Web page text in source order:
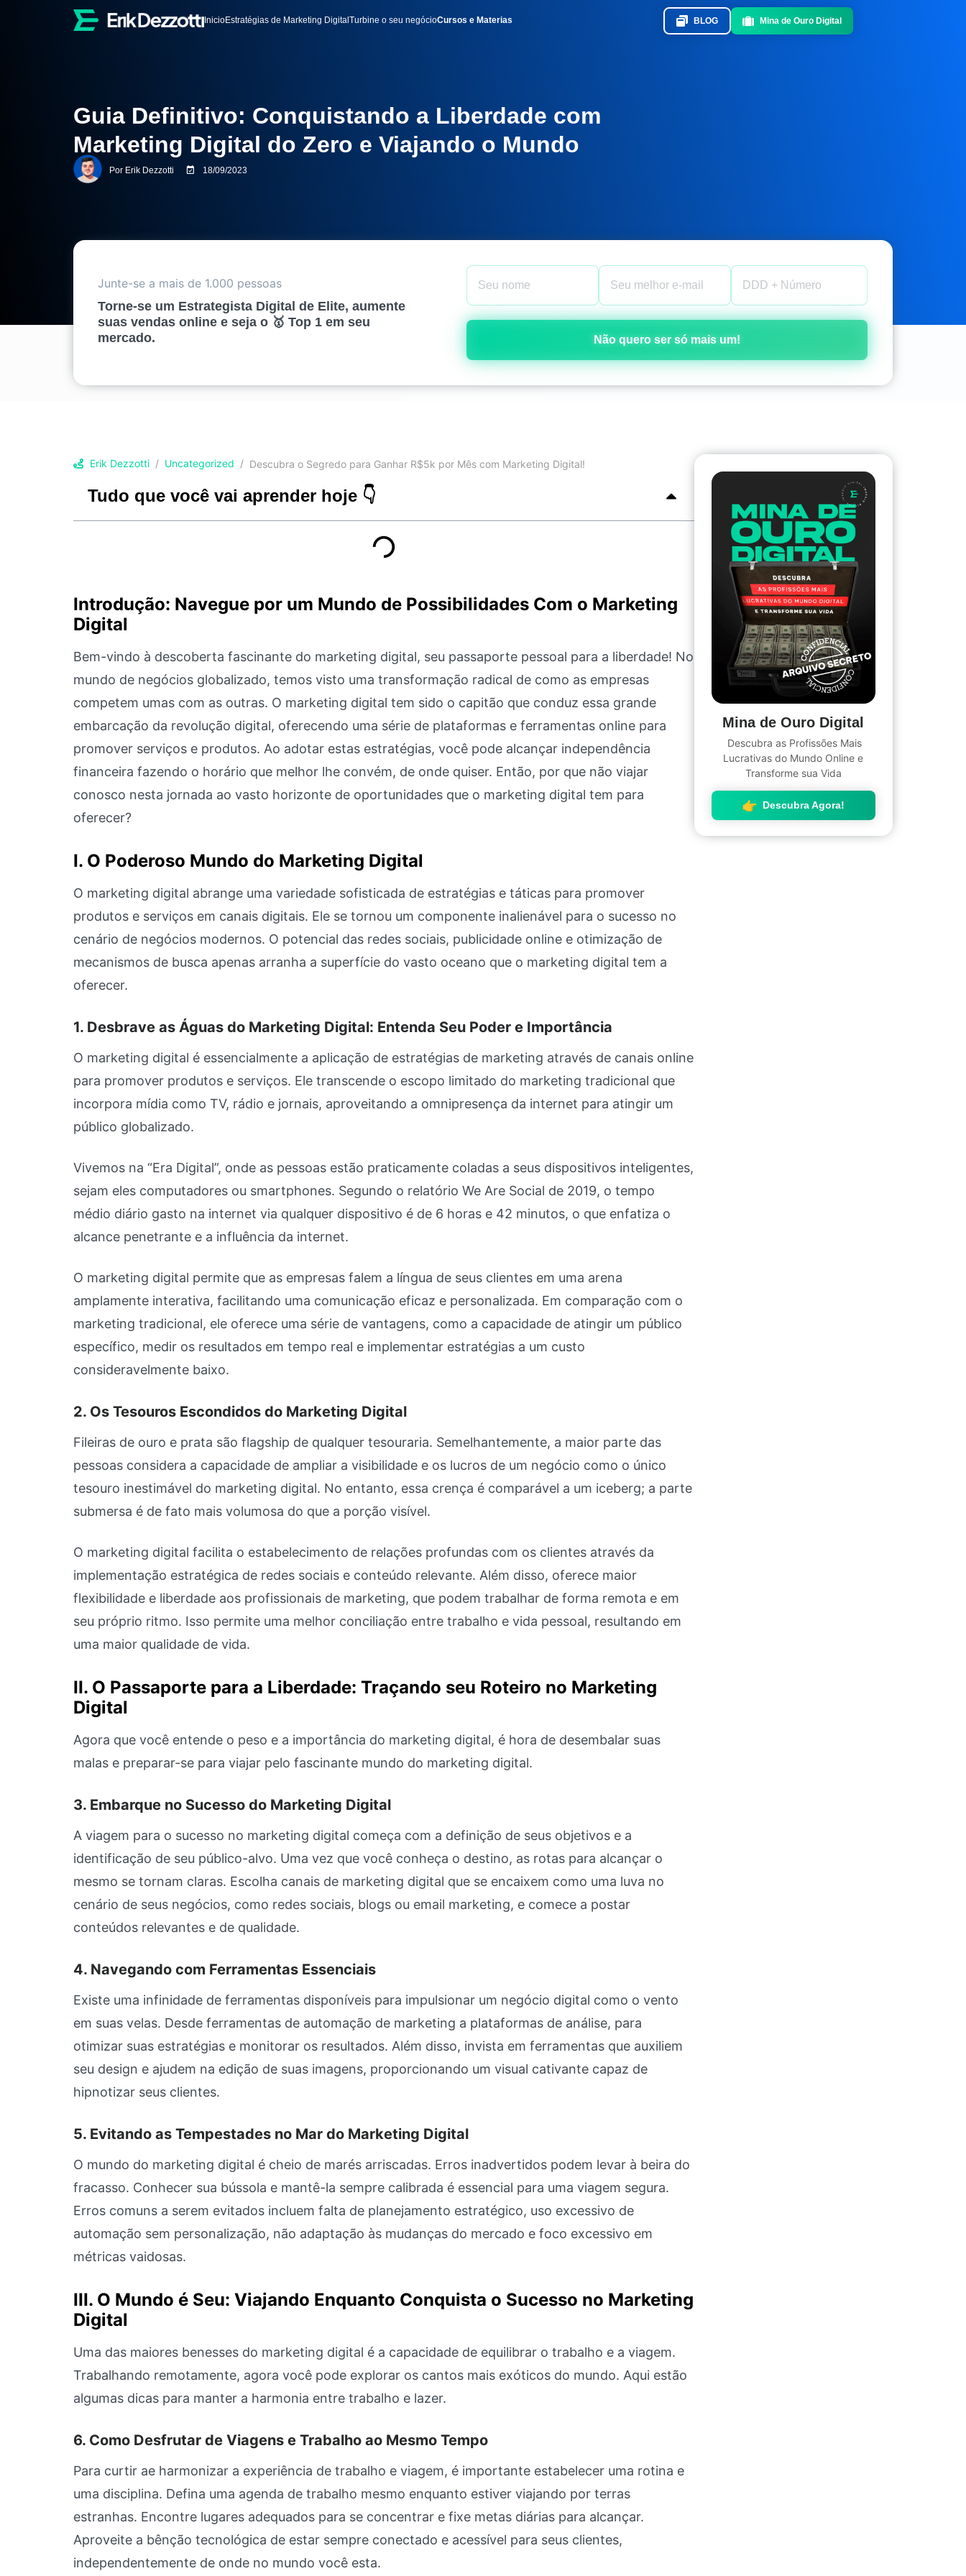
InicioEstratégias de Marketing DigitalTurbine o seu negócioCursos e Materias BLOG Mina de Ouro Digital
Guia Definitivo: Conquistando a Liberdade com
Marketing Digital do Zero e Viajando o Mundo
Por Erik Dezzotti 18/09/2023
Junte-se a mais de 1.000 pessoas
Torne-se um Estrategista Digital de Elite, aumente
suas vendas online e seja o 🥇 Top 1 em seu
mercado.
Não quero ser só mais um!
Erik Dezzotti Uncategorized Descubra o Segredo para Ganhar R$5k por Mês com Marketing Digital!
Tudo que você vai aprender hoje 👇
Introdução: Navegue por um Mundo de Possibilidades Com o Marketing
Digital
Bem-vindo à descoberta fascinante do marketing digital, seu passaporte pessoal para a liberdade! No
mundo de negócios globalizado, temos visto uma transformação radical de como as empresas
competem umas com as outras. O marketing digital tem sido o capitão que conduz essa grande
embarcação da revolução digital, oferecendo uma série de plataformas e ferramentas online para
promover serviços e produtos. Ao adotar estas estratégias, você pode alcançar independência
financeira fazendo o horário que melhor lhe convém, de onde quiser. Então, por que não viajar
conosco nesta jornada ao vasto horizonte de oportunidades que o marketing digital tem para
oferecer?
I. O Poderoso Mundo do Marketing Digital
O marketing digital abrange uma variedade sofisticada de estratégias e táticas para promover
produtos e serviços em canais digitais. Ele se tornou um componente inalienável para o sucesso no
cenário de negócios modernos. O potencial das redes sociais, publicidade online e otimização de
mecanismos de busca apenas arranha a superfície do vasto oceano que o marketing digital tem a
oferecer.
1. Desbrave as Águas do Marketing Digital: Entenda Seu Poder e Importância
O marketing digital é essencialmente a aplicação de estratégias de marketing através de canais online
para promover produtos e serviços. Ele transcende o escopo limitado do marketing tradicional que
incorpora mídia como TV, rádio e jornais, aproveitando a omnipresença da internet para atingir um
público globalizado.
Vivemos na “Era Digital”, onde as pessoas estão praticamente coladas a seus dispositivos inteligentes,
sejam eles computadores ou smartphones. Segundo o relatório We Are Social de 2019, o tempo
médio diário gasto na internet via qualquer dispositivo é de 6 horas e 42 minutos, o que enfatiza o
alcance penetrante e a influência da internet.
O marketing digital permite que as empresas falem a língua de seus clientes em uma arena
amplamente interativa, facilitando uma comunicação eficaz e personalizada. Em comparação com o
marketing tradicional, ele oferece uma série de vantagens, como a capacidade de atingir um público
específico, medir os resultados em tempo real e implementar estratégias a um custo
consideravelmente baixo.
2. Os Tesouros Escondidos do Marketing Digital
Fileiras de ouro e prata são flagship de qualquer tesouraria. Semelhantemente, a maior parte das
pessoas considera a capacidade de ampliar a visibilidade e os lucros de um negócio como o único
tesouro inestimável do marketing digital. No entanto, essa crença é comparável a um iceberg; a parte
submersa é de fato mais volumosa do que a porção visível.
O marketing digital facilita o estabelecimento de relações profundas com os clientes através da
implementação estratégica de redes sociais e conteúdo relevante. Além disso, oferece maior
flexibilidade e liberdade aos profissionais de marketing, que podem trabalhar de forma remota e em
seu próprio ritmo. Isso permite uma melhor conciliação entre trabalho e vida pessoal, resultando em
uma maior qualidade de vida.
II. O Passaporte para a Liberdade: Traçando seu Roteiro no Marketing
Digital
Agora que você entende o peso e a importância do marketing digital, é hora de desembalar suas
malas e preparar-se para viajar pelo fascinante mundo do marketing digital.
3. Embarque no Sucesso do Marketing Digital
A viagem para o sucesso no marketing digital começa com a definição de seus objetivos e a
identificação de seu público-alvo. Uma vez que você conheça o destino, as rotas para alcançar o
mesmo se tornam claras. Escolha canais de marketing digital que se encaixem como uma luva no
cenário de seus negócios, como redes sociais, blogs ou email marketing, e comece a postar
conteúdos relevantes e de qualidade.
4. Navegando com Ferramentas Essenciais
Existe uma infinidade de ferramentas disponíveis para impulsionar um negócio digital como o vento
em suas velas. Desde ferramentas de automação de marketing a plataformas de análise, para
otimizar suas estratégias e monitorar os resultados. Além disso, invista em ferramentas que auxiliem
seu design e ajudem na edição de suas imagens, proporcionando um visual cativante capaz de
hipnotizar seus clientes.
5. Evitando as Tempestades no Mar do Marketing Digital
O mundo do marketing digital é cheio de marés arriscadas. Erros inadvertidos podem levar à beira do
fracasso. Conhecer sua bússola e mantê-la sempre calibrada é essencial para uma viagem segura.
Erros comuns a serem evitados incluem falta de planejamento estratégico, uso excessivo de
automação sem personalização, não adaptação às mudanças do mercado e foco excessivo em
métricas vaidosas.
III. O Mundo é Seu: Viajando Enquanto Conquista o Sucesso no Marketing
Digital
Uma das maiores benesses do marketing digital é a capacidade de equilibrar o trabalho e a viagem.
Trabalhando remotamente, agora você pode explorar os cantos mais exóticos do mundo. Aqui estão
algumas dicas para manter a harmonia entre trabalho e lazer.
6. Como Desfrutar de Viagens e Trabalho ao Mesmo Tempo
Para curtir ae harmonizar a experiência de trabalho e viagem, é importante estabelecer uma rotina e
uma disciplina. Defina uma agenda de trabalho mesmo enquanto estiver viajando por terras
estranhas. Encontre lugares adequados para se concentrar e fixe metas diárias para alcançar.
Aproveite a bênção tecnológica de estar sempre conectado e acessível para seus clientes,
independentemente de onde no mundo você esta.
Mina de Ouro Digital
Descubra as Profissões Mais
Lucrativas do Mundo Online e
Transforme sua Vida
Descubra Agora!